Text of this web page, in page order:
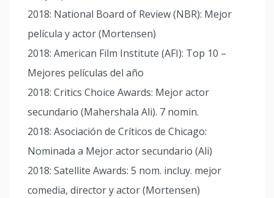
2018: National Board of Review (NBR): Mejor
película y actor (Mortensen)
2018: American Film Institute (AFI): Top 10 –
Mejores películas del año
2018: Critics Choice Awards: Mejor actor
secundario (Mahershala Ali). 7 nomin.
2018: Asociación de Críticos de Chicago:
Nominada a Mejor actor secundario (Ali)
2018: Satellite Awards: 5 nom. incluy. mejor
comedia, director y actor (Mortensen)